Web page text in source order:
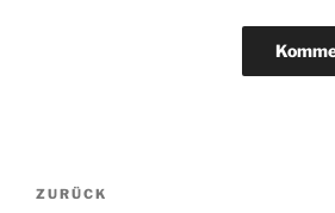
Beitragsnavigation
Vorheriger
ZURÜCK